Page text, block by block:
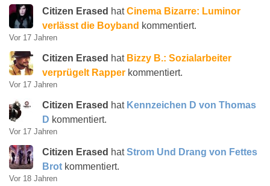
Citizen Erased hatCinema Bizarre: Luminor
verlässt die Boyband kommentiert.
Vor 17 Jahren
Citizen Erased hat Bizzy B.: Sozialarbeiter
verprügelt Rapper kommentiert.
Vor 17 Jahren
Citizen Erased hat Kennzeichen D von Thomas
D kommentiert.
Vor 17 Jahren
Citizen Erased hatStrom Und Drang von Fettes
Brot kommentiert.
Vor 18 Jahren